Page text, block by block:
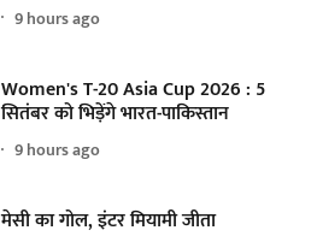
9 hours ago
Women's T-20 Asia Cup 2026 : 5
सितंबर को भिड़ेंगे भारत-पाकिस्तान
9 hours ago
मेसी का गोल, इंटर मियामी जीता